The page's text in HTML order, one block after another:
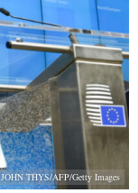
JOHN THYS/AFP/Getty Images